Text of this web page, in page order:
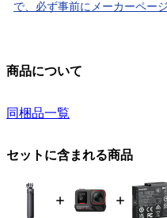
で、必ず事前にメーカーペー
商品について
同梱品一覧
セットに含まれる商品